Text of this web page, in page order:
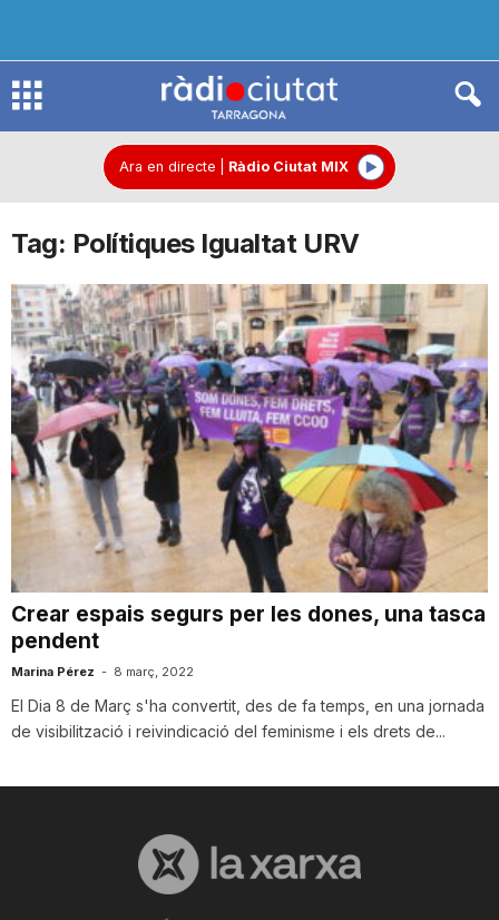
R
d
i
o
C
i
u
t
a
Ara en directe Ràdio Ciutat MIX
Tag: Polítiques Igualtat URV
Crear espais segurs per les dones, una tasca
pendent
Marina Pérez - 8 març, 2022
El Dia 8 de Març s'ha convertit, des de fa temps, en una jornada
de visibilització i reivindicació del feminisme i els drets de...